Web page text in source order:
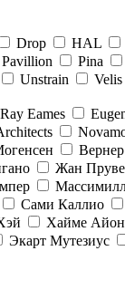
Drop HAL
Pavillion Pina
Unstrain Velis
Eames
Жан Пруве
Сами Каллио
Хайме Айон
Экарт Мутезиус